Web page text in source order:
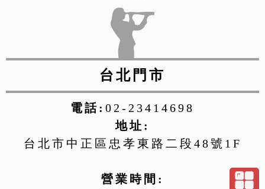
台北門市
電話: 02-23414698
地址:
台北市中正區忠孝東路二段48號1F
營業時間: